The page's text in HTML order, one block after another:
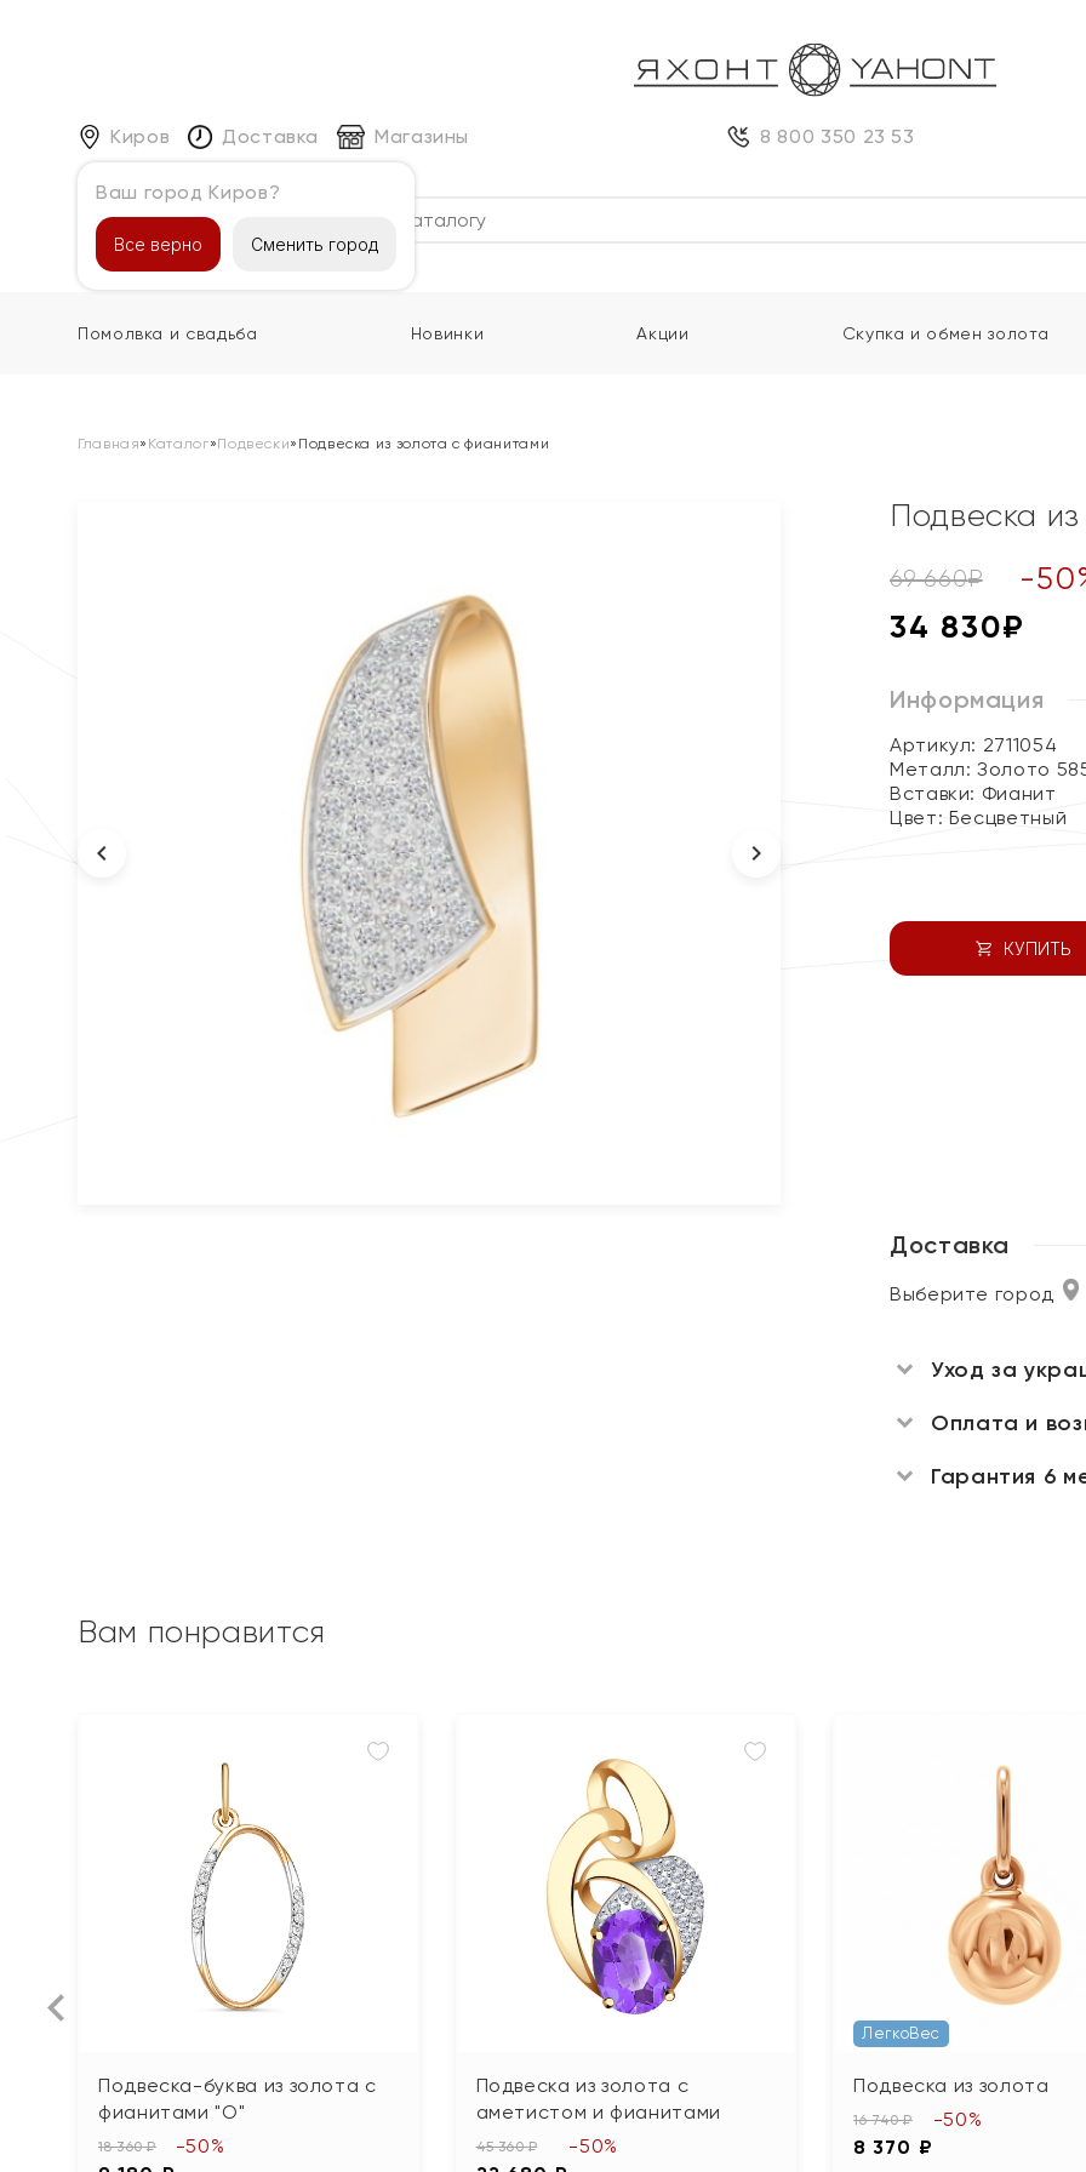
Киров
Ваш город Киров?
Все верно Сменить город
Доставка Магазины 8 800 350 23 53
Каталог
Помолвка и свадьба Новинки Акции Скупка и обмен золота
Главная» Каталог»Подвески» Подвеска из золота с фианитами
Подвеска
69 660₽ -50
34 830₽
Информация
Артикул: 2711054
Металл:Золото
Вставки: Фианит
Цвет: Бесцветный
КУПИТЬ
Доставка
Выберите город
Уход за
Оплата и
Гарантия 6
Вам понравится
Подвеска-буква из золота с
фианитами "О"
18 360 ₽ -50%
Подвеска из золота с
аметистом и фианитами
45 360 ₽ -50%
ЛегкоВес
Подвеска из золота
16 740 ₽
8 370 ₽
-50%